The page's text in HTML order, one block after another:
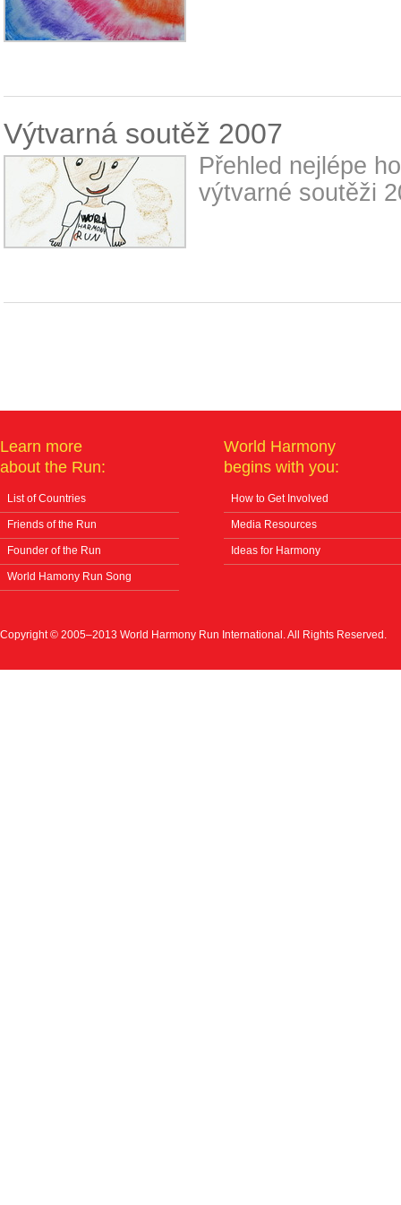
Výtvarná soutěž 2007
Přehled nejlépe
výtvarné soutěži
Learn more
about the Run:
List of Countries
Friends of the Run
Founder of the Run
World Hamony Run Song
World Harmony
begins with you:
How to Get Involved
Media Resources
Ideas for Harmony
Copyright © 2005–2013 World Harmony Run International. All Rights Reserved.